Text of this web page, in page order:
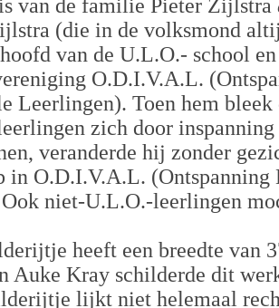
van de familie Pieter Zijlstra
(die in de volksmond
van de U.L.O.- school
O.D.I.V.A.L.
Leerlingen). Toen hem
zich door
veranderde hij zonder
in O.D.I.V.A.L. (Ontspanning
niet-U.L.O.-leerlingen
heeft een breedte van
Auke Kray schilderde dit
lijkt niet helemaal